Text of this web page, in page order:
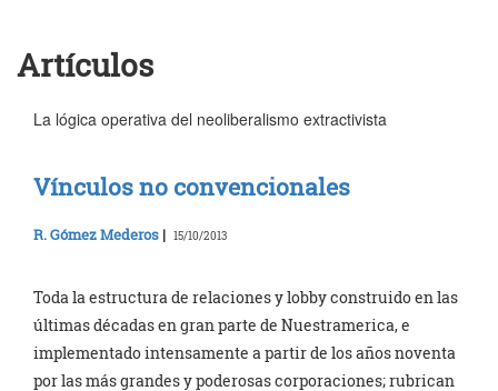
Artículos
La lógica operativa del neoliberalismo extractivista
Vínculos no convencionales
R. Gómez Mederos | 15/10/2013
Toda la estructura de relaciones y lobby construido en las
últimas décadas en gran parte de Nuestramerica, e
implementado intensamente a partir de los años noventa
por las más grandes y poderosas corporaciones; rubrican